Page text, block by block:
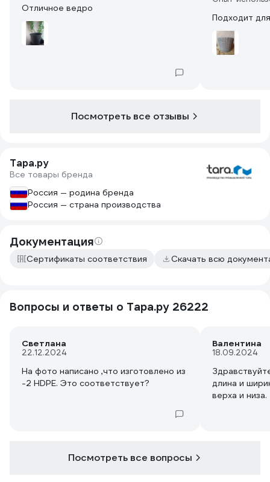
Отличное ведро
Подходит
Посмотреть все отзывы
Тара.ру
Все товары бренда
Россия — родина бренда
Россия — страна производства
Документация
Сертификаты соответствия Скачать всю
Вопросы и ответы о Тара.ру 26222
Светлана
22.12.2024
На фото написано ,что изготовлено из
-2 HDPE. Это соответствует?
Валентина
18.09.2024
длина и
верха и низа.
Посмотреть все вопросы